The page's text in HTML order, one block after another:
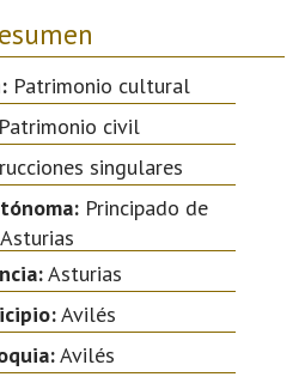
Patrimonio cultural
civil
singulares
Principado de
Asturias
Asturias
Avilés
Avilés